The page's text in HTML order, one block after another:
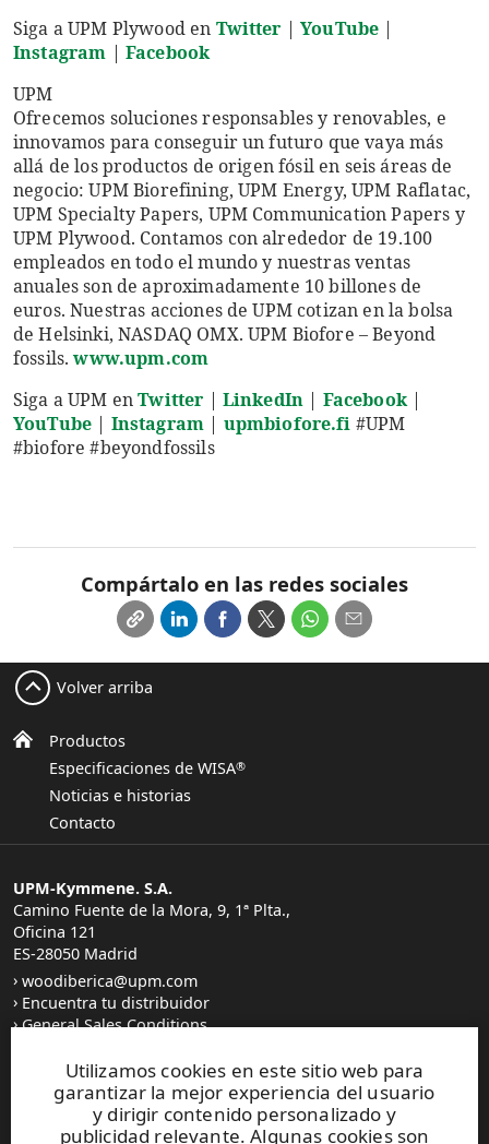
Siga a UPM Plywood en Twitter |YouTube |
Instagram | Facebook
UPM
Ofrecemos soluciones responsables y renovables, e
innovamos para conseguir un futuro que vaya más
allá de los productos de origen fósil en seis áreas de
negocio: UPM Biorefining, UPM Energy, UPM Raflatac,
UPM Specialty Papers, UPM Communication Papers y
UPM Plywood. Contamos con alrededor de 19.100
empleados en todo el mundo y nuestras ventas
anuales son de aproximadamente 10 billones de
euros. Nuestras acciones de UPM cotizan en la bolsa
de Helsinki, NASDAQ OMX. UPM Biofore – Beyond
fossils.www.upm.com
Siga a UPM enTwitter | LinkedIn | Facebook|
YouTube | Instagram | upmbiofore.fi #UPM
#biofore #beyondfossils
Compártalo en las redes sociales
Utilizamos cookies en este sitio web para
garantizar la mejor experiencia del usuario
y dirigir contenido personalizado y
publicidad relevante. Algunas cookies son
Productos
Especificaciones de WISA®
Noticias e historias
Contacto
Volver arriba
UPM-Kymmene. S.A.
Camino Fuente de la Mora, 9, 1ª Plta.,
Oficina 121
ES-28050 Madrid
woodiberica@upm.com
Encuentra tu distribuidor
General Sales Conditions